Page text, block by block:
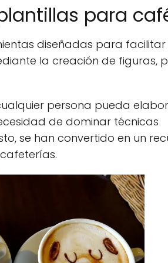
para
diseñadas para facilitar
la creación de figuras,
persona pueda
de dominar técnicas
se han convertido en un